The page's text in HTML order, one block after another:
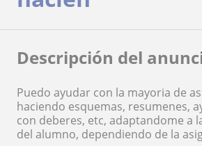
Descripción del
Puedo ayudar con la mayoria de
haciendo esquemas, resumenes,
con deberes, etc, adaptandome a
del alumno, dependiendo de la